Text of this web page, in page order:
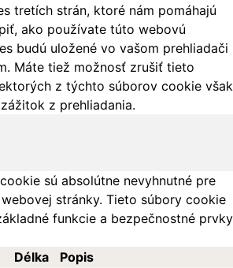
tretích strán, ktoré nám pomáhajú
ako používate túto webovú
budú uložené vo vašom prehliadači
Máte tiež možnosť zrušiť tieto
z týchto súborov cookie však
z prehliadania.
sú absolútne nevyhnutné pre
stránky. Tieto súbory cookie
funkcie a bezpečnostné prvky
Délka Popis